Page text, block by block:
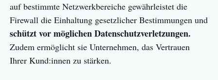
auf bestimmte Netzwerkbereiche gewährleistet die
Firewall die Einhaltung gesetzlicher Bestimmungen und
schützt vor möglichen Datenschutzverletzungen.
Zudem ermöglicht sie Unternehmen, das Vertrauen
Ihrer Kund:innen zu stärken.